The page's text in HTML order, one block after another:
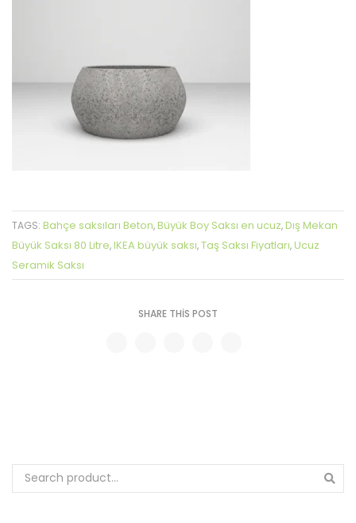
TAGS: Bahçe saksıları Beton,Büyük Boy Saksı en ucuz,Dış Mekan
Büyük Saksı 80 Litre,IKEA büyük saksı,Taş Saksı Fiyatları,Ucuz
Seramik Saksı
SHARE THIS POST